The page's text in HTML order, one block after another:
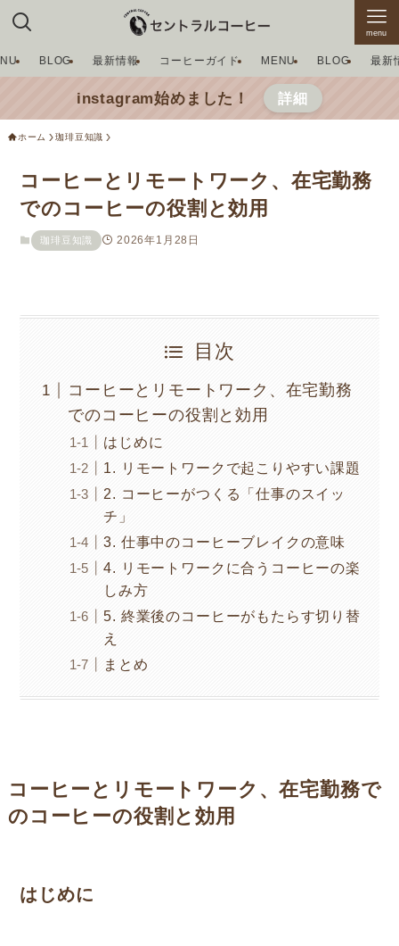
menu
BLOG 最新情報 コーヒーガイド MENU BLOG 最新
instagram始めました！ 詳細
ホーム 珈琲豆知識
コーヒーとリモートワーク、在宅勤務
でのコーヒーの役割と効用
珈琲豆知識 2026年1月28日
目次
コーヒーとリモートワーク、在宅勤務
でのコーヒーの役割と効用
はじめに
1. リモートワークで起こりやすい課題
2. コーヒーがつくる「仕事のスイッ
チ」
3. 仕事中のコーヒーブレイクの意味
4. リモートワークに合うコーヒーの楽
しみ方
5. 終業後のコーヒーがもたらす切り替
え
まとめ
コーヒーとリモートワーク、在宅勤務で
のコーヒーの役割と効用
はじめに